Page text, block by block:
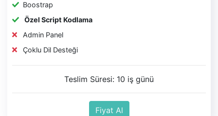
Boostrap
Özel Script Kodlama
Admin Panel
Çoklu Dil Desteği
Teslim Süresi: 10 iş günü
Fiyat Al